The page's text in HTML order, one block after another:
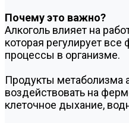
Почему это важно?
Алкоголь влияет на
которая регулирует все
процессы в организме.
Продукты метаболизма
воздействовать на
клеточное дыхание,